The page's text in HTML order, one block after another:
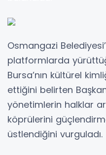
Osmangazi
platformlarda
Bursa’nın kültürel
ettiğini belirten
yönetimlerin halklar
köprülerini
üstlendiğini vurguladı.